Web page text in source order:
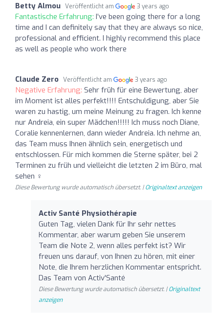
Betty Almou Veröffentlicht am 3 years ago
Fantastische Erfahrung: I’ve been going there for a long
time and I can definitely say that they are always so nice,
professional and efficient. I highly recommend this place
as well as people who work there
Claude Zero Veröffentlicht am 3 years ago
Negative Erfahrung: Sehr früh für eine Bewertung, aber
im Moment ist alles perfekt!!!! Entschuldigung, aber Sie
waren zu hastig, um meine Meinung zu fragen. Ich kenne
nur Andreia, ein super Mädchen!!!!! Ich muss noch Diane,
Coralie kennenlernen, dann wieder Andreia. Ich nehme an,
das Team muss Ihnen ähnlich sein, energetisch und
entschlossen. Für mich kommen die Sterne später, bei 2
Terminen zu früh und vielleicht die letzten 2 im Büro, mal
sehen ‍♀️
Diese Bewertung wurde automatisch übersetzt. |Originaltext anzeigen
Activ Santé Physiothérapie
Guten Tag, vielen Dank für Ihr sehr nettes
Kommentar, aber warum geben Sie unserem
Team die Note 2, wenn alles perfekt ist? Wir
freuen uns darauf, von Ihnen zu hören, mit einer
Note, die Ihrem herzlichen Kommentar entspricht.
Das Team von Activ'Santé
Diese Bewertung wurde automatisch übersetzt. |Originaltext
anzeigen